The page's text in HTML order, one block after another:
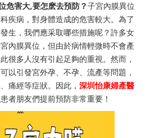
危害大,要怎麽去預防？子宮內膜異位
疾病，對身體造成的危害較大。為了
生，我們應采取哪些措施呢？許多女
內膜異位，但由於病情輕微時不會產
很多人沒有引起足夠的重視。然而，
以引發宮外孕、不孕、流產等問題，
痛經等症狀。因此， 深圳怡康婦產醫
者朋友們提前預防非常重要！